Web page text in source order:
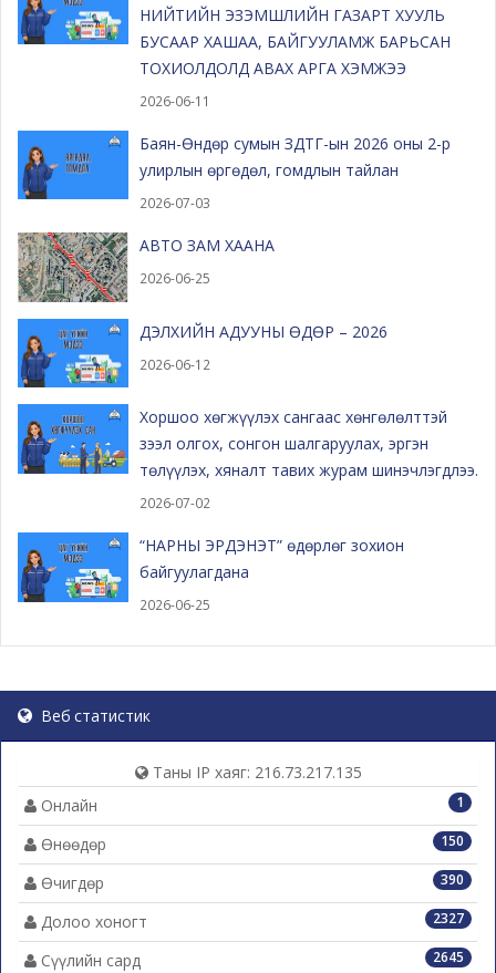
НИЙТИЙН ЭЗЭМШЛИЙН ГАЗАРТ ХУУЛЬ
БУСААР ХАШАА, БАЙГУУЛАМЖ БАРЬСАН
ТОХИОЛДОЛД АВАХ АРГА ХЭМЖЭЭ
2026-06-11
Баян-Өндөр сумын ЗДТГ-ын 2026 оны 2-р
улирлын өргөдөл, гомдлын тайлан
2026-07-03
АВТО ЗАМ ХААНА
2026-06-25
ДЭЛХИЙН АДУУНЫ ӨДӨР – 2026
2026-06-12
Хоршоо хөгжүүлэх сангаас хөнгөлөлттэй
зээл олгох, сонгон шалгаруулах, эргэн
төлүүлэх, хяналт тавих журам шинэчлэгдлээ.
2026-07-02
“НАРНЫ ЭРДЭНЭТ” өдөрлөг зохион
байгуулагдана
2026-06-25
Веб статистик
Таны IP хаяг: 216.73.217.135
1
Онлайн
150
Өнөөдөр
390
Өчигдөр
2327
Долоо хоногт
2645
Сүүлийн сард